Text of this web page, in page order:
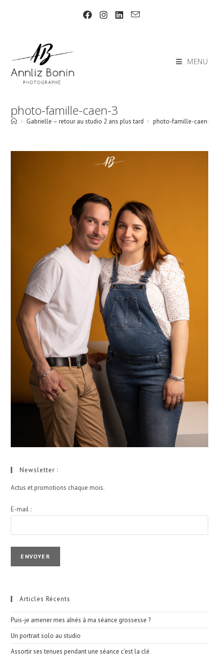
MENU
photo-famille-caen-3
> Gabrielle – retour au studio 2 ans plus tard > photo-famille-caen-3
Newsletter :
Actus et promotions chaque mois.
E-mail :
Articles Récents
Puis-je amener mes aînés à ma séance grossesse ?
Un portrait solo au studio
Assortir ses tenues pendant une séance c’est la clé